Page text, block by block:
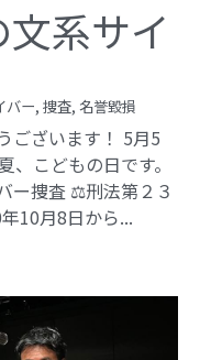
系サイ
バー, 捜査, 名誉毀損
ございます！ 5月5
、こどもの日です。
ー捜査 ⚖️刑法第２３
10月8日から...